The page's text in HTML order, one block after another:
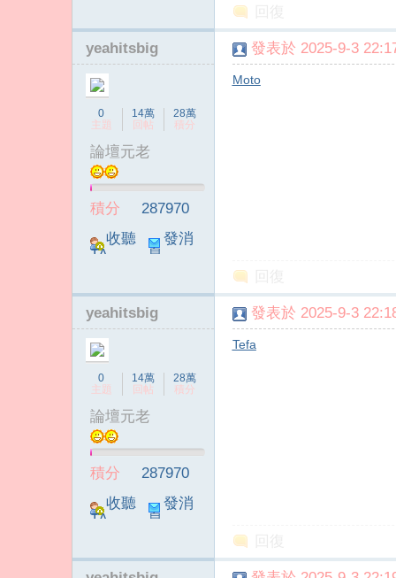
yeahitsbig
0
主題
14萬
回帖
28萬
積分
論壇元老
積分
287970
收聽
TA
發消
息
發表於 2025-9-3
Moto
yeahitsbig
0
主題
14萬
回帖
28萬
積分
論壇元老
積分
287970
收聽
TA
發消
息
發表於 2025-9-3
Tefa